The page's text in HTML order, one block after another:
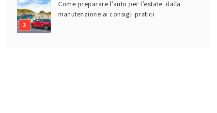
Come preparare l’auto per l’estate: dalla
manutenzione ai consigli pratici